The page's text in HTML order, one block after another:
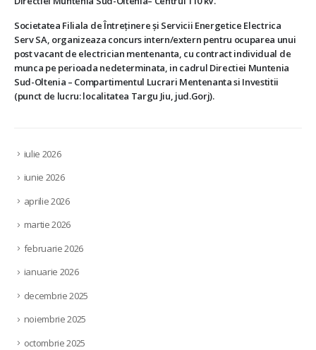
Societatea Filiala de Întreţinere şi Servicii Energetice Electrica
Serv SA, organizeaza concurs intern/extern pentru ocuparea unui
post vacant de electrician mentenanta, cu contract individual de
munca pe perioada nedeterminata, in cadrul Directiei Muntenia
Sud-Oltenia – Compartimentul Lucrari Mentenanta si Investitii
(punct de lucru: localitatea Targu Jiu, jud.Gorj).
iulie 2026
iunie 2026
aprilie 2026
martie 2026
februarie 2026
ianuarie 2026
decembrie 2025
noiembrie 2025
octombrie 2025